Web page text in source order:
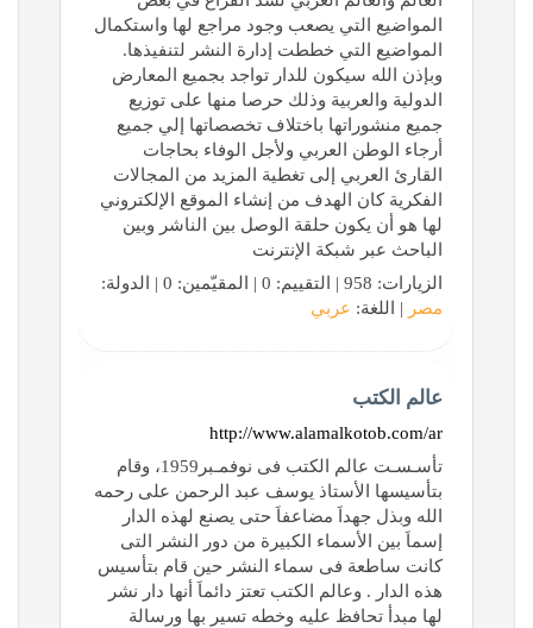
المواضيع التي يصعب وجود مراجع لها واستكمال
المواضيع التي خططت إدارة النشر لتنفيذها.
وبإذن الله سيكون للدار تواجد بجميع المعارض
الدولية والعربية وذلك حرصا منها على توزيع
جميع منشوراتها باختلاف تخصصاتها إلي جميع
أرجاء الوطن العربي ولأجل الوفاء بحاجات
القارئ العربي إلى تغطية المزيد من المجالات
الفكرية كان الهدف من إنشاء الموقع الإلكتروني
لها هو أن يكون حلقة الوصل بين الناشر وبين
الباحث عبر شبكة الإنترنت
الزيارات: 958 | التقييم: 0 | المقيّمين: 0 | الدولة:
مصر | اللغة: عربي
عالم الكتب
http://www.alamalkotob.com/ar
تأسـسـت عالم الكتب فى نوفمـبر1959، وقام
بتأسيسها الأستاذ يوسف عبد الرحمن على رحمه
الله وبذل جهداَ مضاعفاَ حتى يصنع لهذه الدار
إسماَ بين الأسماء الكبيرة من دور النشر التى
كانت ساطعة فى سماء النشر حين قام بتأسيس
هذه الدار . وعالم الكتب تعتز دائماَ أنها دار نشر
لها مبدأ تحافظ عليه وخطه تسير بها ورسالة